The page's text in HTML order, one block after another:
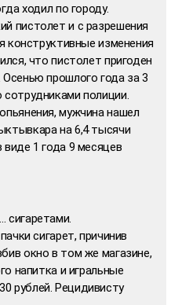
ходил по городу.
пистолет и с разрешения
конструктивные изменения
что пистолет пригоден
прошлого года за 3
полиции.
мужчина нашел
на 6,4 тысячи
1 года 9 месяцев
сигаретами.
сигарет, причинив
окно в том же магазине,
напитка и игральные
рублей. Рецидивисту